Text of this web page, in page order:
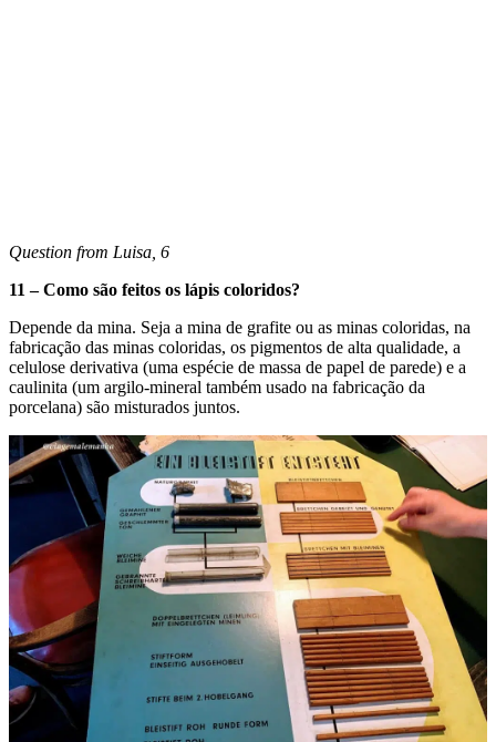
Question from Luisa, 6
11 – Como são feitos os lápis coloridos?
Depende da mina. Seja a mina de grafite ou as minas coloridas, na
fabricação das minas coloridas, os pigmentos de alta qualidade, a
celulose derivativa (uma espécie de massa de papel de parede) e a
caulinita (um argilo-mineral também usado na fabricação da
porcelana) são misturados juntos.